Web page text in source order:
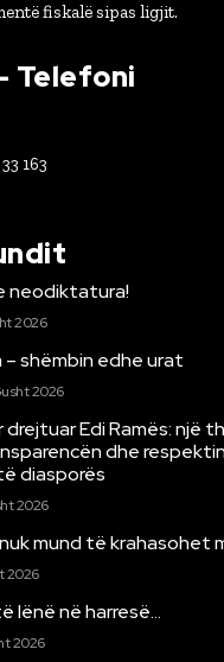
fiskalë sipas ligjit.
Telefoni
163
neodiktatura!
2026
shëmbin edhe urat
2026
Edi Ramës: një
dhe
diasporës
2026
mund të krahasohet
2026
lënë në harresë…
2026